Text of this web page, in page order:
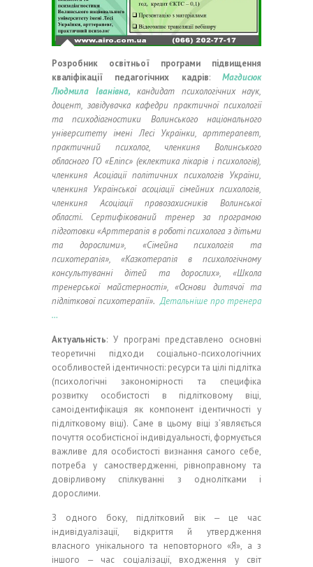
Розробник освітньої програми підвищення
кваліфікації педагогічних кадрів:Магдисюк
Людмила Іванівна, кандидат психологічних наук,
доцент, завідувачка кафедри практичної психології
та психодіагностики Волинського національного
університету імені Лесі Українки, арттерапевт,
практичний психолог, членкиня Волинського
обласного ГО «Еліпс» (еклектика лікарів і психологів),
членкиня Асоціації політичних психологів України,
членкиня Української асоціації сімейних психологів,
членкиня Асоціації правозахисників Волинської
області. Сертифікований тренер за програмою
підготовки «Арттерапія в роботі психолога з дітьми
та дорослими», «Сімейна психологія та
психотерапія», «Казкотерапія в психологічному
консультуванні дітей та дорослих», «Школа
тренерської майстерності», «Основи дитячої та
підліткової психотерапії».Детальніше про тренера
…
Актуальність: У програмі представлено основні
теоретичні підходи соціально-психологічних
особливостей ідентичності: ресурси та цілі підлітка
(психологічні закономірності та специфіка
розвитку особистості в підлітковому віці,
самоідентифікація як компонент ідентичності у
підлітковому віці). Саме в цьому віці з’являється
почуття особистісної індивідуальності, формується
важливе для особистості визнання самого себе,
потреба у самоствердженні, рівноправному та
довірливому спілкуванні з однолітками і
дорослими.
З одного боку, підлітковий вік ‒це час
індивідуалізації, відкриття й утвердження
власного унікального та неповторного «Я», а з
іншого ‒час соціалізації, входження у світ